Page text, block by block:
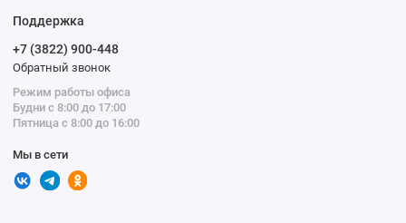
Поддержка
+7 (3822) 900-448
Обратный звонок
Режим работы офиса
Будни с 8:00 до 17:00
Пятница с 8:00 до 16:00
Мы в сети